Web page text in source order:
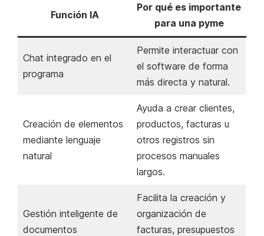
Función IA
Por qué es importante
para una pyme
Chat integrado en el
programa
Permite interactuar con
el software de forma
más directa y natural.
Creación de elementos
mediante lenguaje
natural
Ayuda a crear clientes,
productos, facturas u
otros registros sin
procesos manuales
largos.
Gestión inteligente de
documentos
Facilita la creación y
organización de
facturas, presupuestos